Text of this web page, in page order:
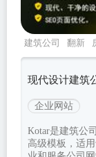
建筑公司 翻新
现代设计建筑
企业网站
Kotar是建筑公
高级模板，适